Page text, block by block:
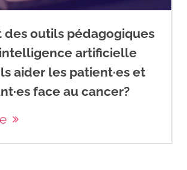
S., Holen, Å., Aas, T.,
M., Sebuødegård, S., &
with breast conserving
do better than those
des outils pédagogiques
artificielle
aider les patient·es et
face au cancer?